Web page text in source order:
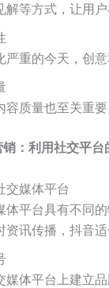
解等方式，让用
严重的今天，创
容质量也至关重
：利用社交平台
交媒体平台
体平台具有不同
讯传播，抖音适
媒体平台上建立